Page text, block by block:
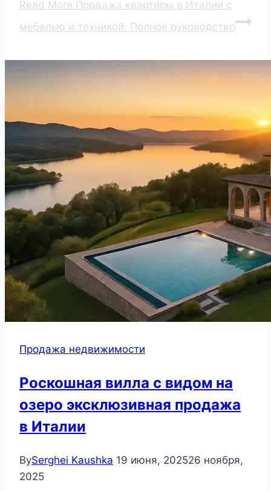
Read More Продажа квартиры в Италии с
мебелью и техникой: Полное руководство
Продажа недвижимости
Роскошная вилла с видом на
озеро эксклюзивная продажа
в Италии
BySerghei Kaushka 19 июня, 202526 ноября,
2025